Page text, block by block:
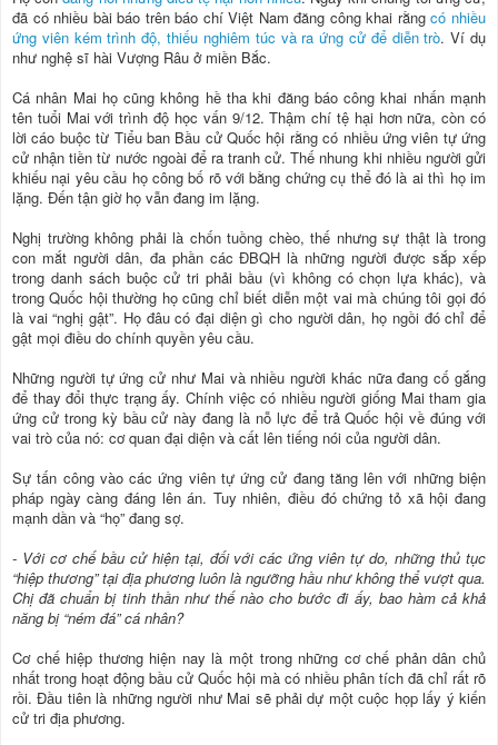
đã có nhiều bài báo trên báo chí Việt Nam đăng công khai rằngcó nhiều
ứng viên kém trình độ, thiếu nghiêm túc và ra ứng cử để diễn trò. Ví dụ
như nghệ sĩ hài Vượng Râu ở miền Bắc.
Cá nhân Mai họ cũng không hề tha khi đăng báo công khai nhấn mạnh
tên tuổi Mai với trình độ học vấn 9/12. Thậm chí tệ hại hơn nữa, còn có
lời cáo buộc từ Tiểu ban Bầu cử Quốc hội rằng có nhiều ứng viên tự ứng
cử nhận tiền từ nước ngoài để ra tranh cử. Thế nhung khi nhiều người gửi
khiếu nại yêu cầu họ công bố rõ với bằng chứng cụ thể đó là ai thì họ im
lặng. Đến tận giờ họ vẫn đang im lặng.
Nghị trường không phải là chốn tuồng chèo, thế nhưng sự thật là trong
con mắt người dân, đa phần các ĐBQH là những người được sắp xếp
trong danh sách buộc cử tri phải bầu (vì không có chọn lựa khác), và
trong Quốc hội thường họ cũng chỉ biết diễn một vai mà chúng tôi gọi đó
là vai “nghị gật”. Họ đâu có đại diện gì cho người dân, họ ngồi đó chỉ để
gật mọi điều do chính quyền yêu cầu.
Những người tự ứng cử như Mai và nhiều người khác nữa đang cố gắng
để thay đổi thực trạng ấy. Chính việc có nhiều người giống Mai tham gia
ứng cử trong kỳ bầu cử này đang là nỗ lực để trả Quốc hội về đúng với
vai trò của nó: cơ quan đại diện và cất lên tiếng nói của người dân.
Sự tấn công vào các ứng viên tự ứng cử đang tăng lên với những biện
pháp ngày càng đáng lên án. Tuy nhiên, điều đó chứng tỏ xã hội đang
mạnh dần và “họ” đang sợ.
- Với cơ chế bầu cử hiện tại, đối với các ứng viên tự do, những thủ tục
“hiệp thương” tại địa phương luôn là ngưỡng hầu như không thể vượt qua.
Chị đã chuẩn bị tinh thần như thế nào cho bước đi ấy, bao hàm cả khả
năng bị “ném đá” cá nhân?
Cơ chế hiệp thương hiện nay là một trong những cơ chế phản dân chủ
nhất trong hoạt động bầu cử Quốc hội mà có nhiều phân tích đã chỉ rất rõ
rồi. Đầu tiên là những người như Mai sẽ phải dự một cuộc họp lấy ý kiến
cử tri địa phương.